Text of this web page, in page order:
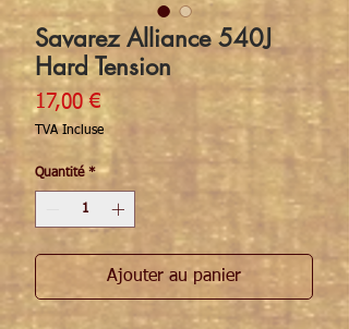
Savarez Alliance 540J
Hard Tension
17,00 €Prix
TVA Incluse
Quantité *
Ajouter au panier